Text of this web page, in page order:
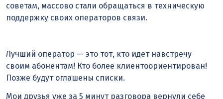
советам, массово стали обращаться в техническую
поддержку своих операторов связи.
Лучший оператор — это тот, кто идет навстречу
своим абонентам! Кто более клиентоориентирован!
Позже будут оглашены списки.
Мои друзья уже за 5 минут разговора вернули себе